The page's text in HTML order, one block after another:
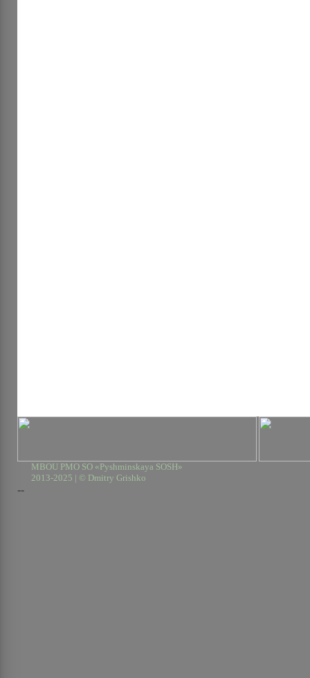
MBOU PMO SO «Pyshminskaya SOSH»
2013-2025 | © Dmitry Grishko
--